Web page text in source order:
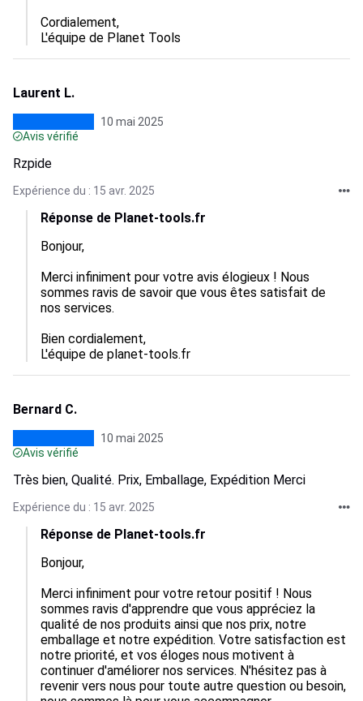
Cordialement,
L'équipe de Planet Tools
Laurent L.
10 mai 2025
Avis vérifié
Rzpide
Expérience du : 15 avr. 2025
Réponse de Planet-tools.fr
Bonjour,
Merci infiniment pour votre avis élogieux ! Nous
sommes ravis de savoir que vous êtes satisfait de
nos services.
Bien cordialement,
L'équipe de planet-tools.fr
Bernard C.
10 mai 2025
Avis vérifié
Très bien, Qualité. Prix, Emballage, Expédition Merci
Expérience du : 15 avr. 2025
Réponse de Planet-tools.fr
Bonjour,
Merci infiniment pour votre retour positif ! Nous
sommes ravis d'apprendre que vous appréciez la
qualité de nos produits ainsi que nos prix, notre
emballage et notre expédition. Votre satisfaction est
notre priorité, et vos éloges nous motivent à
continuer d'améliorer nos services. N'hésitez pas à
revenir vers nous pour toute autre question ou besoin,